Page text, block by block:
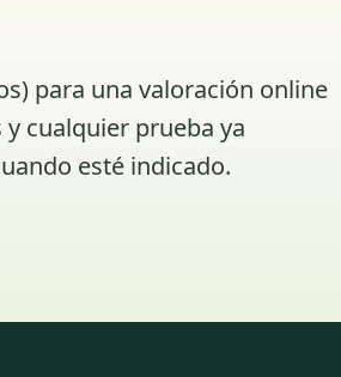
para una valoración online
cualquier prueba ya
esté indicado.